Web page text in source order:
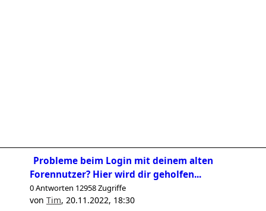
Probleme beim Login mit deinem alten
Forennutzer? Hier wird dir geholfen...
0 Antworten 12958 Zugriffe
von Tim, 20.11.2022, 18:30